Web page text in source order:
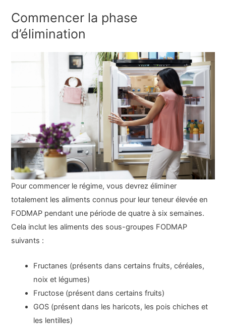
Commencer la phase
d’élimination
Pour commencer le régime, vous devrez éliminer
totalement les aliments connus pour leur teneur élevée en
FODMAP pendant une période de quatre à six semaines.
Cela inclut les aliments des sous-groupes FODMAP
suivants :
Fructanes (présents dans certains fruits, céréales,
noix et légumes)
Fructose (présent dans certains fruits)
GOS (présent dans les haricots, les pois chiches et
les lentilles)